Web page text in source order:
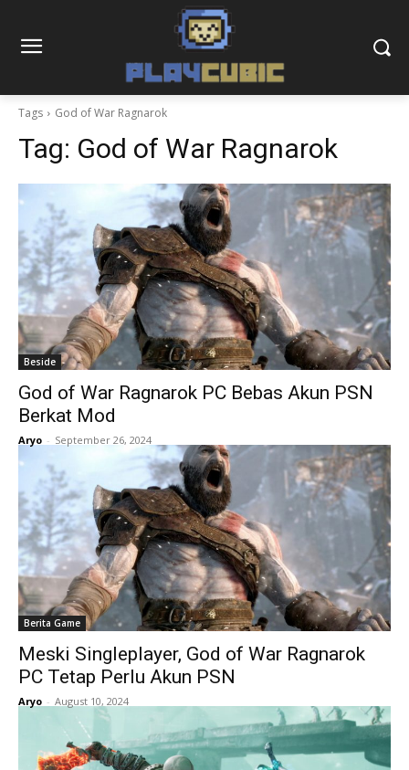
Tags God of War Ragnarok
Tag: God of War Ragnarok
Beside
God of War Ragnarok PC Bebas Akun PSN
Berkat Mod
Aryo - September 26, 2024
Berita Game
Meski Singleplayer, God of War Ragnarok
PC Tetap Perlu Akun PSN
Aryo - August 10, 2024